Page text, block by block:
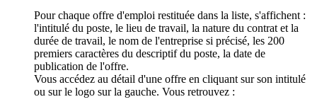
Pour chaque offre d'emploi restituée dans la liste, s'affichent :
l'intitulé du poste, le lieu de travail, la nature du contrat et la
durée de travail, le nom de l'entreprise si précisé, les 200
premiers caractères du descriptif du poste, la date de
publication de l'offre.
Vous accédez au détail d'une offre en cliquant sur son intitulé
ou sur le logo sur la gauche. Vous retrouvez :